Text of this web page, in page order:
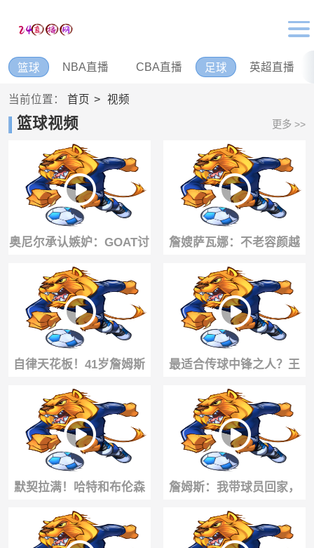
篮球 NBA直播 CBA直播 足球 英超直播
当前位置： 首页 视频
篮球视频 更多 >>
奥尼尔承认嫉妒：GOAT讨
论里没有我，只有乔丹、
詹姆斯和科比
詹嫂萨瓦娜：不老容颜越
来越漂亮！身为丈夫这方
面老詹没得黑
自律天花板！41岁詹姆斯
此前恐怖又经典的核心训
练！
最适合传球中锋之人？王
思雨一场比赛多次喂饱张
子宇！
默契拉满！哈特和布伦森
的冠军公式：细节，专注
度，团结！
詹姆斯：我带球员回家，
其中一人叫我老婆阿姨，
我有点凌乱了🤣